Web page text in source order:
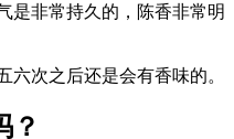
是非常持久的，陈香非常明
六次之后还是会有香味的。
？